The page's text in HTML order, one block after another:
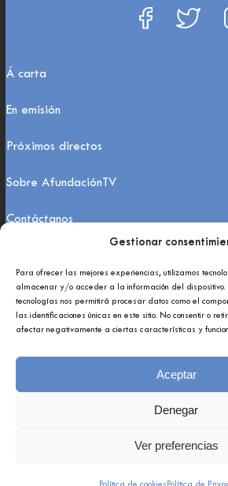
Gestionar
Para ofrecer las mejores experiencias, utilizamos
almacenar y/o acceder a la información del dispositivo.
tecnologías nos permitirá procesar datos como el
las identificaciones únicas en este sitio. No consentir o
afectar negativamente a ciertas características y
Aceptar
Denegar
Ver preferencias
Política de cookies Política de
Á carta
En emisión
Próximos directos
Sobre AfundaciónTV
Contáctanos
Copyright 2021 © Afundación
Política de